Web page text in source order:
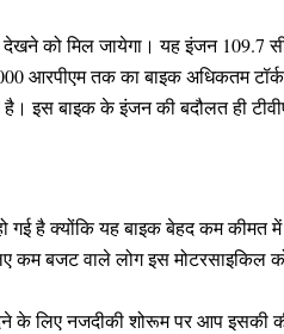
को मिल जायेगा। यह इंजन 109.7
आरपीएम तक का बाइक अधिकतम
इस बाइक के इंजन की बदौलत ही
हो गई है क्योंकि यह बाइक बेहद कम
बजट वाले लोग इस मोटरसाइकिल
के लिए नजदीकी शोरूम पर आप